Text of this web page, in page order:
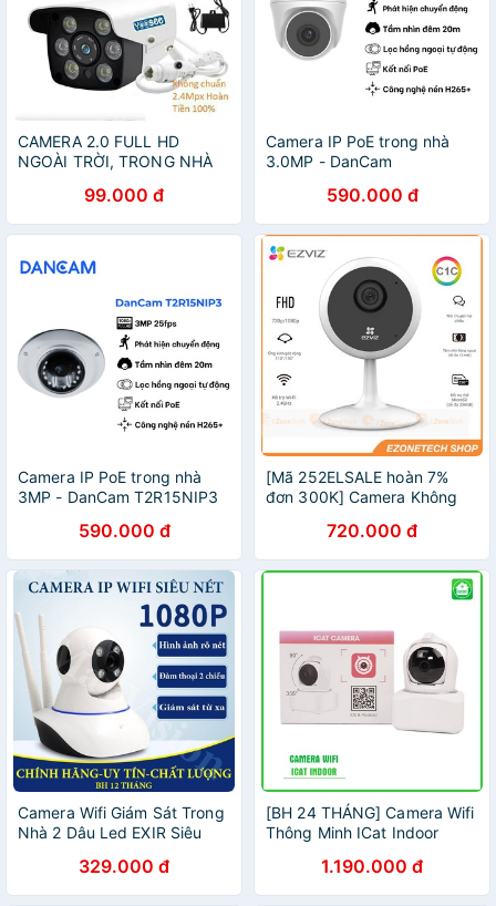
CAMERA 2.0 FULL HD
NGOÀI TRỜI, TRONG NHÀ
99.000 đ
Camera IP PoE trong nhà
3.0MP - DanCam
590.000 đ
Camera IP PoE trong nhà
3MP - DanCam T2R15NIP3
590.000 đ
[Mã 252ELSALE hoàn 7%
đơn 300K] Camera Không
Trong Nhà720.000 đ
Camera Wifi Giám Sát Trong
Nhà 2 Dâu Led EXIR Siêu
329.000 đ
[BH 24 THÁNG] Camera Wifi
Thông Minh ICat Indoor
ĐIỆN_THÔNG_MINH_VN
1.190.000 đ